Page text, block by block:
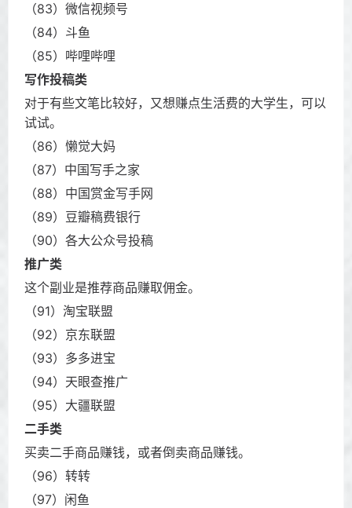
（83）微信视频号
（84）斗鱼
（85）哔哩哔哩
写作投稿类
对于有些文笔比较好，又想赚点生活费的大学生，可以
试试。
（86）懒觉大妈
（87）中国写手之家
（88）中国赏金写手网
（89）豆瓣稿费银行
（90）各大公众号投稿
推广类
这个副业是推荐商品赚取佣金。
（91）淘宝联盟
（92）京东联盟
（93）多多进宝
（94）天眼查推广
（95）大疆联盟
二手类
买卖二手商品赚钱，或者倒卖商品赚钱。
（96）转转
（97）闲鱼